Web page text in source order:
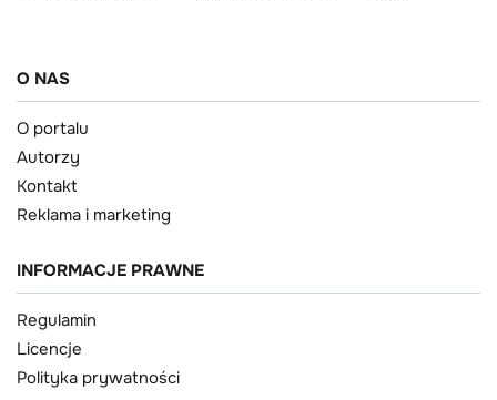
O NAS
O portalu
Autorzy
Kontakt
Reklama i marketing
INFORMACJE PRAWNE
Regulamin
Licencje
Polityka prywatności